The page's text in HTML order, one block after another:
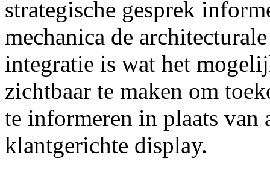
strategische gesprek
mechanica de
integratie is wat het
zichtbaar te maken om
te informeren in plaats van
klantgerichte display.